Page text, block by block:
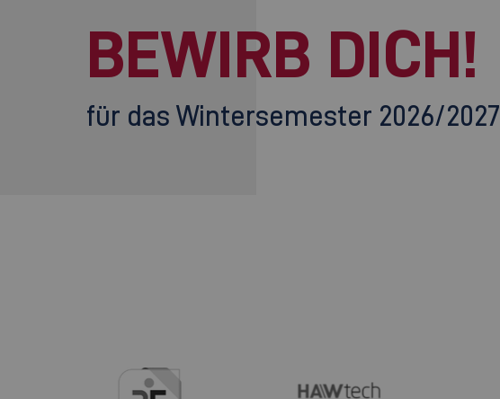
BEWIRB DICH!
für das Wintersemester 2026/2027